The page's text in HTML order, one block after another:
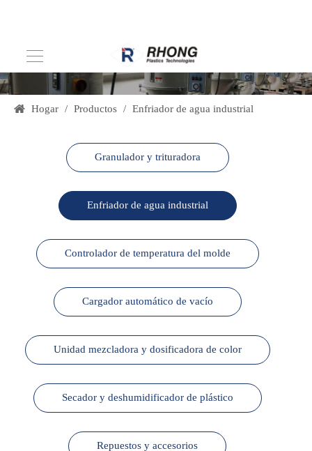
Hogar / Productos / Enfriador de agua industrial
Granulador y trituradora
Enfriador de agua industrial
Controlador de temperatura del molde
Cargador automático de vacío
Unidad mezcladora y dosificadora de color
Secador y deshumidificador de plástico
Repuestos y accesorios